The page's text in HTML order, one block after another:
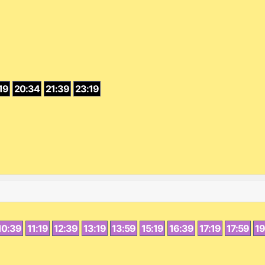
20:34 21:39 23:19
11:19 12:39 13:19 13:59 15:19 16:39 17:19 17:59